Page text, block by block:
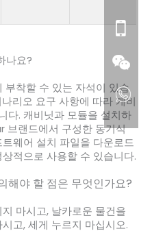
나요?
부착할 수 있는 자석이 있습
리오 요구 사항에 따라 캐비
다. 캐비닛과 모듈을 설치하
랜드에서 구성한 동기식
웨어 설치 파일을 다운로드
적으로 사용할 수 있습니다.
해야 할 점은 무엇인가요?
마시고, 날카로운 물건을
고, 세게 누르지 마십시오.